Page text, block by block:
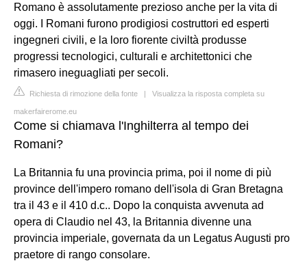
Romano è assolutamente prezioso anche per la vita di
oggi. I Romani furono prodigiosi costruttori ed esperti
ingegneri civili, e la loro fiorente civiltà produsse
progressi tecnologici, culturali e architettonici che
rimasero ineguagliati per secoli.
Richiesta di rimozione della fonte | Visualizza la risposta completa su
makerfairerome.eu
Come si chiamava l'Inghilterra al tempo dei
Romani?
La Britannia fu una provincia prima, poi il nome di più
province dell'impero romano dell'isola di Gran Bretagna
tra il 43 e il 410 d.c.. Dopo la conquista avvenuta ad
opera di Claudio nel 43, la Britannia divenne una
provincia imperiale, governata da un Legatus Augusti pro
praetore di rango consolare.